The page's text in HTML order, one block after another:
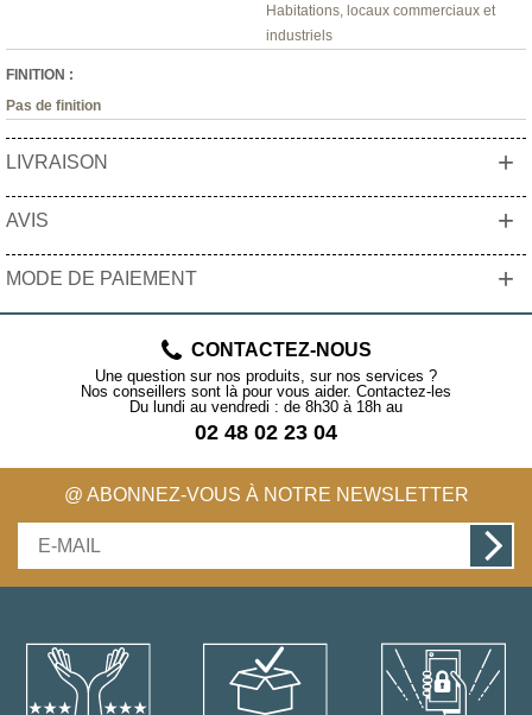
Habitations, locaux commerciaux et
industriels
FINITION :
Pas de finition
LIVRAISON +
AVIS +
MODE DE PAIEMENT +
CONTACTEZ-NOUS
Une question sur nos produits, sur nos services ?
Nos conseillers sont là pour vous aider. Contactez-les
Du lundi au vendredi : de 8h30 à 18h au
02 48 02 23 04
@ ABONNEZ-VOUS À NOTRE NEWSLETTER